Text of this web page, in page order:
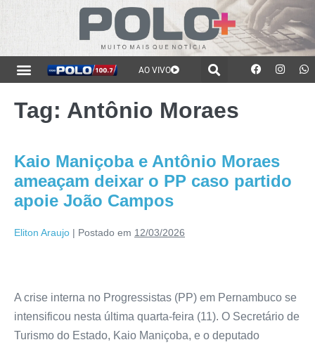
AO VIVO
Tag: Antônio Moraes
Kaio Maniçoba e Antônio Moraes
ameaçam deixar o PP caso partido
apoie João Campos
Eliton Araujo | Postado em 12/03/2026
A crise interna no Progressistas (PP) em Pernambuco se
intensificou nesta última quarta-feira (11). O Secretário de
Turismo do Estado, Kaio Maniçoba, e o deputado